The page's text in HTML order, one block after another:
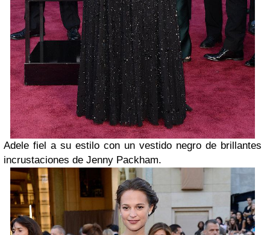
Adele fiel a su estilo con un vestido negro de brillantes
incrustaciones de Jenny Packham.